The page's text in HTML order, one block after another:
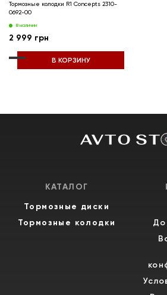
Тормозные колодки R1 Concepts 2310-
0692-00
В наличии
2 999 грн
В КОРЗИНУ
КАТАЛОГ
Тормозные диски
Тормозные колодки